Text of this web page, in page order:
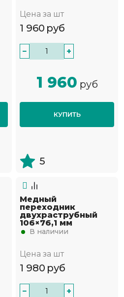
Цена за шт
1 960 руб
− +
1 960 руб
КУПИТЬ
5
Медный
переходник
двухраструбный
106×76,1 мм
В наличии
Цена за шт
1 980 руб
− +